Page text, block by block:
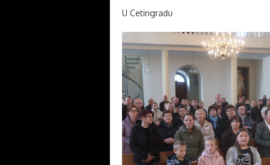
U Cetingradu